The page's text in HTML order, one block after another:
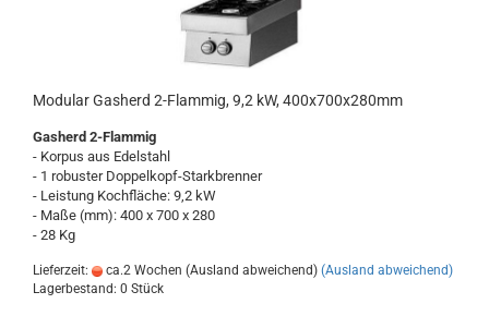
Modular Gasherd 2-Flammig, 9,2 kW, 400x700x280mm
Gasherd 2-Flammig
- Korpus aus Edelstahl
- 1 robuster Doppelkopf-Starkbrenner
- Leistung Kochfläche: 9,2 kW
- Maße (mm): 400 x 700 x 280
- 28 Kg
Lieferzeit: ca.2 Wochen (Ausland abweichend) (Ausland abweichend)
Lagerbestand: 0 Stück